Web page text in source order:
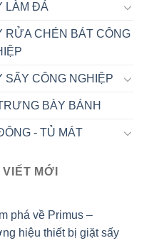
LÀM ĐÁ
RỬA CHÉN BÁT CÔNG
SẤY CÔNG NGHIỆP
BÀY BÁNH
- TỦ MÁT
VIẾT MỚI
phá về Primus –
hiệu thiết bị giặt sấy